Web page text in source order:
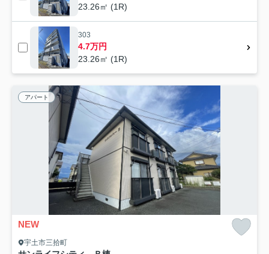
23.26㎡ (1R)
303
4.7万円
23.26㎡ (1R)
アパート
NEW
宇土市三拾町